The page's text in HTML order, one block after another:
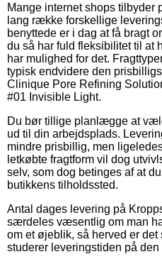
Mange internet shops
lang række forskellige
benyttede er i dag at få bragt
du så har fuld fleksibilitet til at
har mulighed for det.
typisk endvidere den
Clinique Pore Refining
#01 Invisible Light.
Du bør tillige planlægge at
ud til din arbejdsplads.
mindre prisbillig, men
letkøbte fragtform vil dog
selv, som dog betinges af at
butikkens tilholdssted.
Antal dages levering på
særdeles væsentlig om man
om et øjeblik, så herved er det
studerer leveringstiden på den